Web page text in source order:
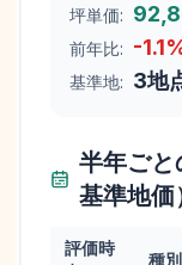
坪単価:
前年比: -1.1
基準地: 3地
半年ご
基準地価
評価時
種別